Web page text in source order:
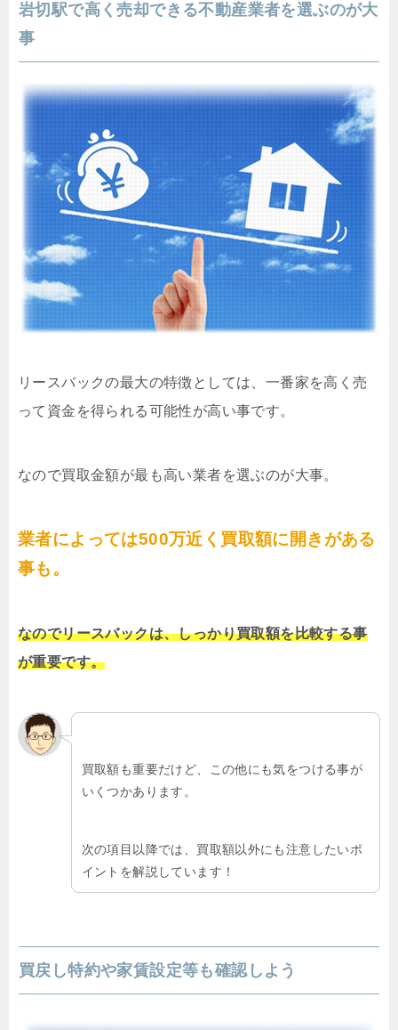
岩切駅で高く売却できる不動産業者を選ぶのが大
事
リースバックの最大の特徴としては、一番家を高く売
って資金を得られる可能性が高い事です。
なので買取金額が最も高い業者を選ぶのが大事。
業者によっては500万近く買取額に開きがある
事も。
なのでリースバックは、しっかり買取額を比較する事
が重要です。
買取額も重要だけど、この他にも気をつける事が
いくつかあります。
次の項目以降では、買取額以外にも注意したいポ
イントを解説しています！
買戻し特約や家賃設定等も確認しよう